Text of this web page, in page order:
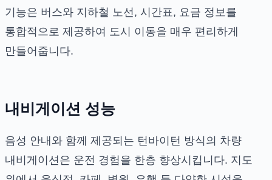
기능은 버스와 지하철 노선, 시간표, 요금 정보를
통합적으로 제공하여 도시 이동을 매우 편리하게
만들어줍니다.
내비게이션 성능
음성 안내와 함께 제공되는 턴바이턴 방식의 차량
내비게이션은 운전 경험을 한층 향상시킵니다. 지도